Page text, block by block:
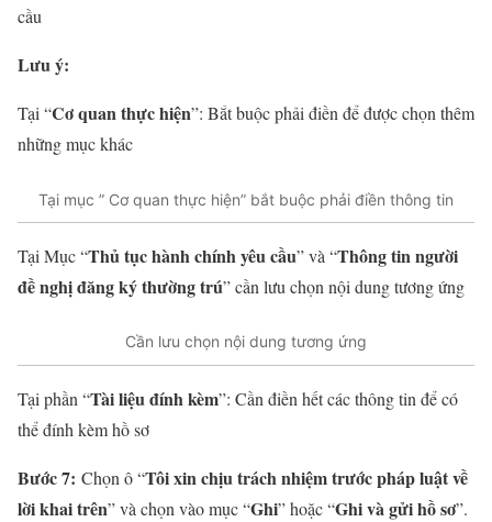
cầu
Lưu ý:
Tại “Cơ quan thực hiện”: Bắt buộc phải điền để được chọn thêm
những mục khác
Tại mục ” Cơ quan thực hiện” bắt buộc phải điền thông tin
Tại Mục “Thủ tục hành chính yêu cầu” và “Thông tin người
đề nghị đăng ký thường trú” cần lưu chọn nội dung tương ứng
Cần lưu chọn nội dung tương ứng
Tại phần “Tài liệu đính kèm”: Cần điền hết các thông tin để có
thể đính kèm hồ sơ
Bước 7: Chọn ô “Tôi xin chịu trách nhiệm trước pháp luật về
lời khai trên” và chọn vào mục “Ghi” hoặc “Ghi và gửi hồ sơ”.